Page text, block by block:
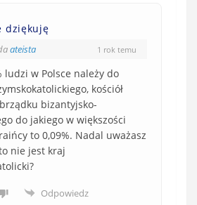
dziękuję
ateista 1 rok temu
ludzi w Polsce należy do
kościół
bizantyjsko-
do jakiego w większości
to 0,09%. Nadal uważasz
nie jest kraj
Odpowiedz